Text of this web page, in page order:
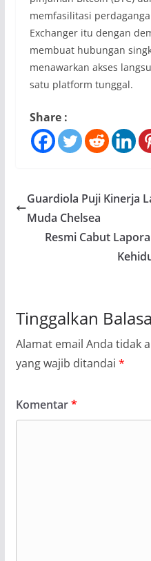
memfasilitasi
Exchanger itu dengan
membuat hubungan
menawarkan akses
satu platform tunggal.
Share :
Guardiola Puji Kinerja
Muda Chelsea
Resmi Cabut
Tinggalkan
Alamat email Anda tidak
yang wajib ditandai *
Komentar*